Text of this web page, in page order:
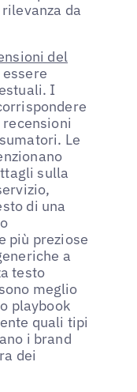
da
del
essere
I
Le
sulla
di una
più preziose
a
testo
meglio
playbook
quali tipi
i brand
dei